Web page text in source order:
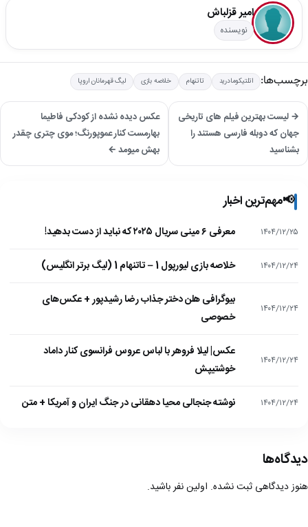
امیر قزلباش
نویسنده
برچسب‌ها: اتلتیکومادرید تاتنهام خلاصه بازی لیگ قهرمانان اروپا
→ لیست بهترین فیلم های تاریخی
جهان که دوبله فارسی هستند را
بشناسید
عکس دیده نشده از کودکی فاطیما
بهارمست کنار عموپورنگ؛ موی چتری چقدر
بهش میومد ←
📢مهم‌ترین اخبار
۱۴۰۴/۱۲/۲۵ معرفی ۶ مینی سریال ۲۰۲۵ که نباید از دست بدهید!
۱۴۰۴/۱۲/۲۴ خلاصه بازی لیورپول 1 – تاتنهام 1 (لیگ برتر انگلیس)
۱۴۰۴/۱۲/۲۴
بیوگرافی هلن دختر جذاب رضا رشیدپور + عکس‌های
خصوصی
۱۴۰۴/۱۲/۲۴
عکس| لیلا فروهر با لباس عروس فرانسوی کنار داماد
خوشتیپش
۱۴۰۴/۱۲/۲۴ نوشته جنجالی محیا دهقانی در جنگ ایران و آمریکا + متن
دیدگاه‌ها
هنوز دیدگاهی ثبت نشده. اولین نفر باشید.